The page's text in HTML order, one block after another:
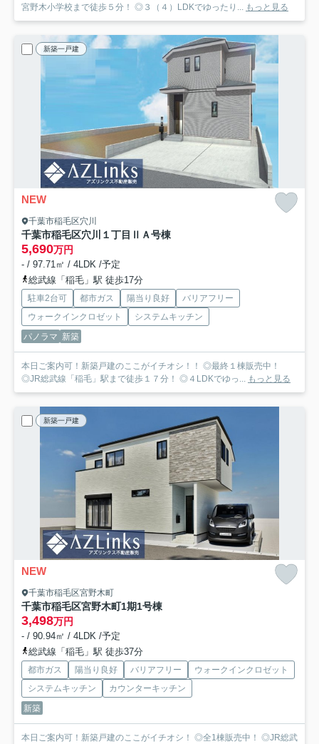
宮野木小学校まで徒歩５分！ ◎３（４）LDKでゆったり...
もっと見る
新築一戸建
NEW
千葉市稲毛区穴川
千葉市稲毛区穴川１丁目Ⅱ Ａ号棟
5,690万円
- / 97.71㎡ / 4LDK /予定
総武線「稲毛」駅 徒歩17分
駐車2台可 都市ガス 陽当り良好
バリアフリー
ウォークインクロゼット
システムキッチン
パノラマ 新築
本日ご案内可！新築戸建のここがイチオシ！！ ◎最終１棟販売中！
◎JR総武線「稲毛」駅まで徒歩１７分！ ◎４LDKでゆっ...
もっと見る
新築一戸建
NEW
千葉市稲毛区宮野木町
千葉市稲毛区宮野木町1期1号棟
3,498万円
- / 90.94㎡ / 4LDK /予定
総武線「稲毛」駅 徒歩37分
都市ガス 陽当り良好 バリアフリー
ウォークインクロゼット
システムキッチン
カウンターキッチン
新築
本日ご案内可！新築戸建のここがイチオシ！ ◎全1棟販売中！ ◎JR総武